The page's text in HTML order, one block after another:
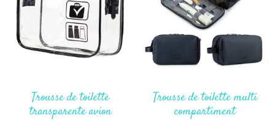
Trousse de toilette
transparente avion
Trousse de toilette multi
compartiment